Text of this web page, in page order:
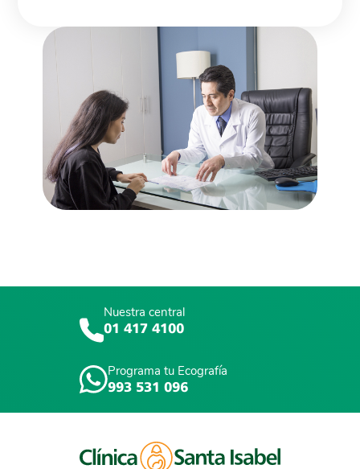
Nuestra central
01 417 4100
Programa tu Ecografía
993 531 096